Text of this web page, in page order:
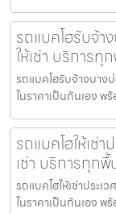
รถแบคโฮรับจ้า
ให้เช่า บริการ
รถแบคโฮรับจ้างบาง
ในราคาเป็นกันเอง
รถแบคโฮให้เช่
เช่า บริการทุก
รถแบคโฮให้เช่าประเ
ในราคาเป็นกันเอง